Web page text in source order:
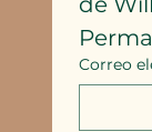
Correo